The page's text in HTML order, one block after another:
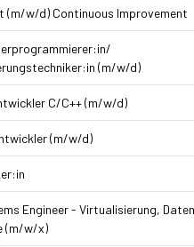
(m/w/d) Continuous Improvement
(m/w/d)
C/C++ (m/w/d)
(m/w/d)
Engineer - Virtualisierung,
(m/w/x)